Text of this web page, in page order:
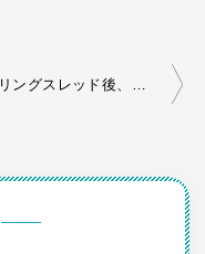
スプリングスレッド後、眉下切開